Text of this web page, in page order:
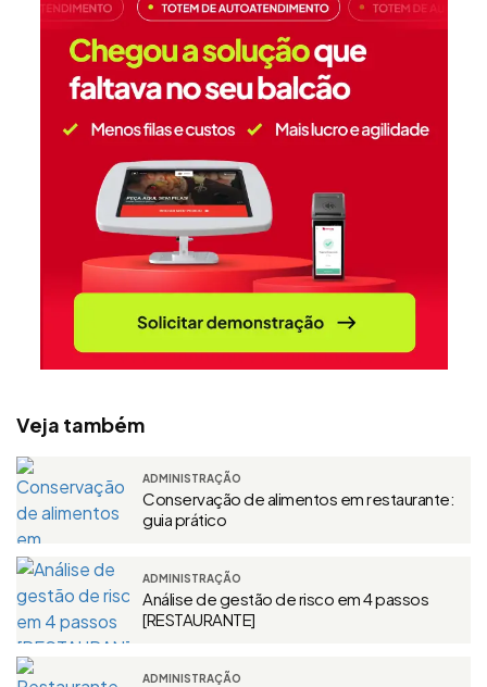
Veja também
ADMINISTRAÇÃO
Conservação de alimentos em restaurante:
guia prático
ADMINISTRAÇÃO
Análise de gestão de risco em 4 passos
[RESTAURANTE]
ADMINISTRAÇÃO